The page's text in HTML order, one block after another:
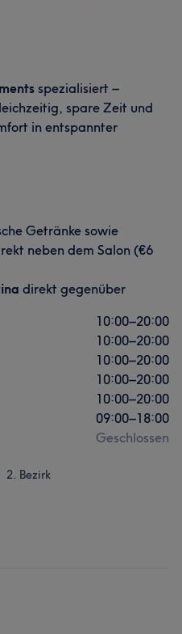
spezialisiert –
spare Zeit und
in entspannter
Getränke sowie
neben dem Salon (€6
direkt gegenüber
10:00–20:00
10:00–20:00
10:00–20:00
10:00–20:00
10:00–20:00
09:00–18:00
Geschlossen
2. Bezirk